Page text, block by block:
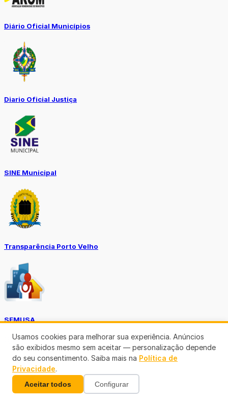
Diário Oficial Municípios
Diario Oficial Justiça
SINE Municipal
Transparência Porto Velho
SEMUSA
(69)3901-3176
Usamos cookies para melhorar sua experiência. Anúncios
são exibidos mesmo sem aceitar — personalização depende
do seu consentimento. Saiba mais na Política de
Privacidade.
Aceitar todos Configurar